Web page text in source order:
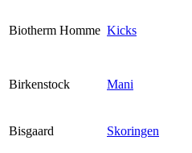
Biotherm Homme Kicks
Birkenstock Mani
Bisgaard Skoringen